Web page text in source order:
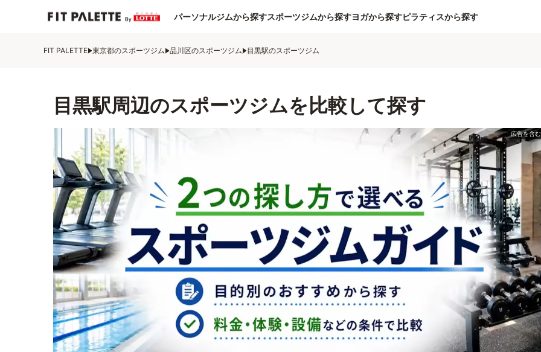
パーソナルジムから探すスポーツジムから探すヨガから探すピラティスから探す
FIT PALETTE 東京都のスポーツジム 品川区のスポーツジム 目黒駅のスポーツジム
目黒駅周辺のスポーツジムを比較して探す